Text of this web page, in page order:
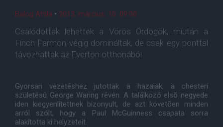
Balog Attila • 2013. március. 10. 09:00
Csalódottak lehettek a Vörös Ördögök, miután a
Finch Farmon végig domináltak, de csak egy ponttal
távozhattak az Everton otthonából.
Gyorsan vezetéshez jutottak a hazaiak, a chesteri
születésû George Waring révén. A találkozó elsõ negyede
iden kiegyenlítettnek bizonyult, de azt követõen minden
arról szólt, hogy a Paul McGuinness csapata sorra
alakította ki helyzeteit.